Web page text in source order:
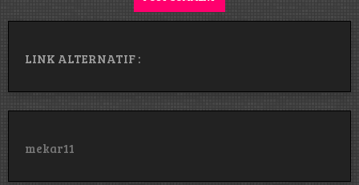
LINK ALTERNATIF :
mekar11